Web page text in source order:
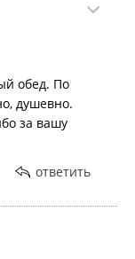
обед. По
душевно.
за вашу
ответить